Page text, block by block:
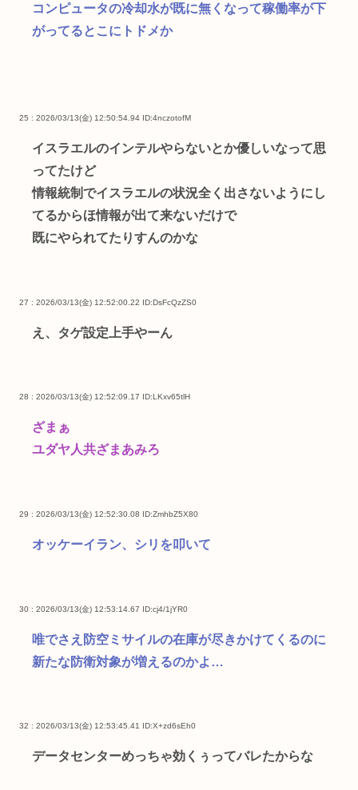
コンピュータの冷却水が既に無くなって稼働率が下
がってるとこにトドメか
25 : 2026/03/13(金) 12:50:54.94 ID:4nczotofM
イスラエルのインテルやらないとか優しいなって思
ってたけど
情報統制でイスラエルの状況全く出さないようにし
てるからほ情報が出て来ないだけで
既にやられてたりすんのかな
27 : 2026/03/13(金) 12:52:00.22 ID:DsFcQzZS0
え、タゲ設定上手やーん
28 : 2026/03/13(金) 12:52:09.17 ID:LKxv65tlH
ざまぁ
ユダヤ人共ざまあみろ
29 : 2026/03/13(金) 12:52:30.08 ID:ZmhbZ5X80
オッケーイラン、シリを叩いて
30 : 2026/03/13(金) 12:53:14.67 ID:cj4/1jYR0
唯でさえ防空ミサイルの在庫が尽きかけてくるのに
新たな防衛対象が増えるのかよ…
32 : 2026/03/13(金) 12:53:45.41 ID:X+zd6sEh0
データセンターめっちゃ効くぅってバレたからな